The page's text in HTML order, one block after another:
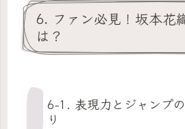
6. ファン必見！坂本花
は？
6-1. 表現力とジャンプ
り